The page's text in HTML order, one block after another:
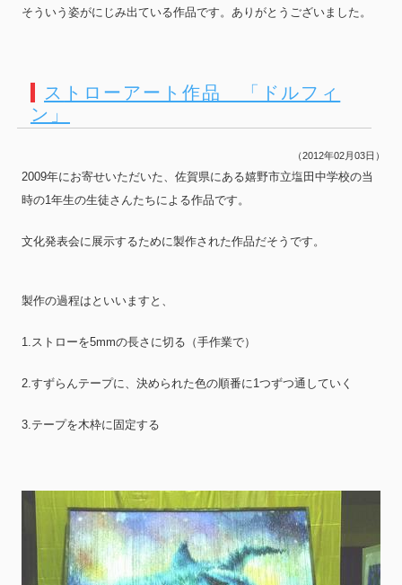
そういう姿がにじみ出ている作品です。ありがとうございました。
ストローアート作品 「ドルフィ
ン」
（2012年02月03日）
2009年にお寄せいただいた、佐賀県にある嬉野市立塩田中学校の当
時の1年生の生徒さんたちによる作品です。
文化発表会に展示するために製作された作品だそうです。
製作の過程はといいますと、
1.ストローを5mmの長さに切る（手作業で）
2.すずらんテープに、決められた色の順番に1つずつ通していく
3.テープを木枠に固定する